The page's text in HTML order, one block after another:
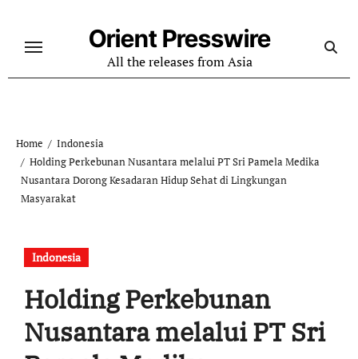
content
Orient Presswire
All the releases from Asia
Home
Indonesia
Holding Perkebunan Nusantara melalui PT Sri Pamela Medika
Nusantara Dorong Kesadaran Hidup Sehat di Lingkungan
Masyarakat
Indonesia
Holding Perkebunan
Nusantara melalui PT Sri